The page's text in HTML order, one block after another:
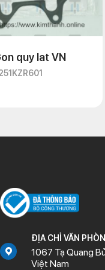
quy lat VN
ĐỊA CHỈ VĂN
1067 Tạ Quang
Việt Nam